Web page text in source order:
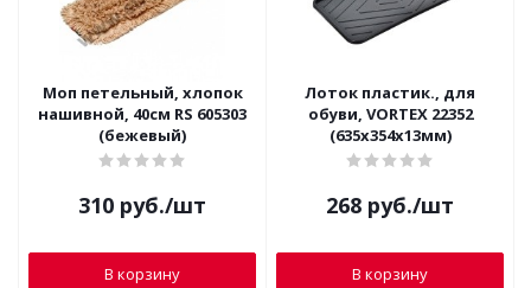
Моп петельный, хлопок
нашивной, 40см RS 605303
(бежевый)
310 руб./шт
В корзину
Лоток пластик., для
обуви, VORTEX 22352
(635х354х13мм)
268 руб./шт
В корзину